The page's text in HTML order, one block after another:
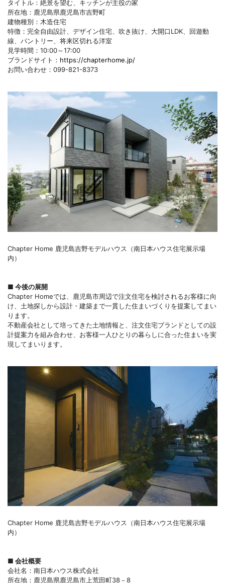
タイトル：絶景を望む、キッチンが主役の家
所在地：鹿児島県鹿児島市吉野町
建物種別：木造住宅
特徴：完全自由設計、デザイン住宅、吹き抜け、大開口LDK、回遊動
線、パントリー、将来区切れる洋室
見学時間：10:00～17:00
ブランドサイト： https://chapterhome.jp/
お問い合わせ：099-821-8373
Chapter Home 鹿児島吉野モデルハウス（南日本ハウス住宅展示場
内）
■ 今後の展開
Chapter Homeでは、鹿児島市周辺で注文住宅を検討されるお客様に向
け、土地探しから設計・建築まで一貫した住まいづくりを提案してまい
ります。
不動産会社として培ってきた土地情報と、注文住宅ブランドとしての設
計提案力を組み合わせ、お客様一人ひとりの暮らしに合った住まいを実
現してまいります。
Chapter Home 鹿児島吉野モデルハウス（南日本ハウス住宅展示場
内）
■ 会社概要
会社名：南日本ハウス株式会社
所在地：鹿児島県鹿児島市上荒田町38－8